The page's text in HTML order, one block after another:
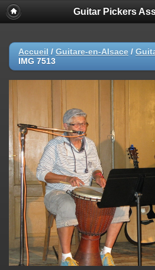
Guitar Pickers
Accueil / Guitare-en-Alsace /
IMG 7513